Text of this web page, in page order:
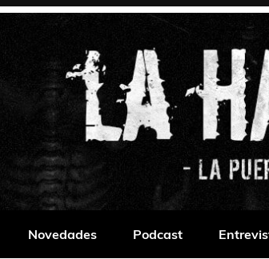
235
Novedades Podcast